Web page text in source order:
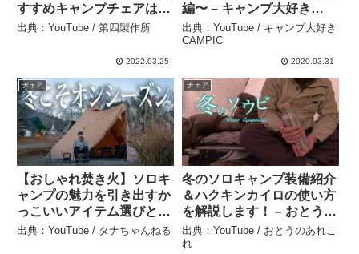
すすめキャンプチェアはコ
レ！！キャンプギア紹介 –
出典：YouTube / 第四製作所
2022.03.25
編〜 – キャンプ大好き
CAMPIC
出典：YouTube / キャンプ大好き
CAMPIC
2020.03.31
チェア
【おしゃれ焚き火】ソロキ
ャンプの魅力を引き出すか
っこいいアイテム選びと使
い方#477 – タナちゃんね
出典：YouTube / タナちゃんねる
チェア
冬のソロキャンプ装備紹介
＆ハクキンカイロの使い方
を解説します！ – おとうの
あれこれ
出典：YouTube / おとうのあれこ
れ